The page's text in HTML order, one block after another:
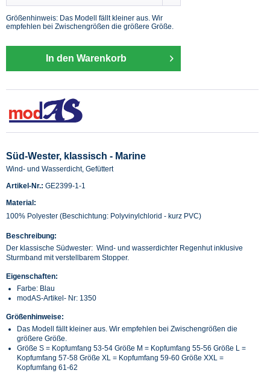
Größenhinweis: Das Modell fällt kleiner aus. Wir
empfehlen bei Zwischengrößen die größere Größe.
In den Warenkorb
Süd-Wester, klassisch - Marine
Wind- und Wasserdicht, Gefüttert
Artikel-Nr.: GE2399-1-1
Material:
100% Polyester (Beschichtung: Polyvinylchlorid - kurz PVC)
Beschreibung:
Der klassische Südwester: Wind- und wasserdichter Regenhut inklusive
Sturmband mit verstellbarem Stopper.
Eigenschaften:
Farbe: Blau
modAS-Artikel- Nr: 1350
Größenhinweise:
Das Modell fällt kleiner aus. Wir empfehlen bei Zwischengrößen die
größere Größe.
Größe S = Kopfumfang 53-54 Größe M = Kopfumfang 55-56 Größe L =
Kopfumfang 57-58 Größe XL = Kopfumfang 59-60 Größe XXL =
Kopfumfang 61-62